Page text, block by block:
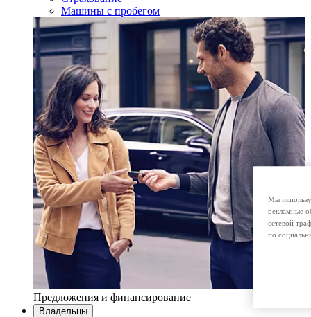
Машины с пробегом
Предложения и финансирование
Владельцы
Мы
рекламные
сетевой
по